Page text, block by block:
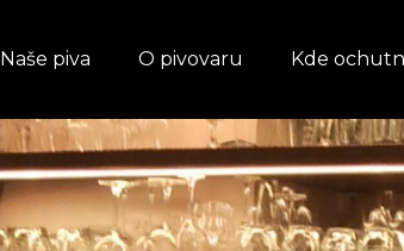
Naše piva O pivovaru Kde